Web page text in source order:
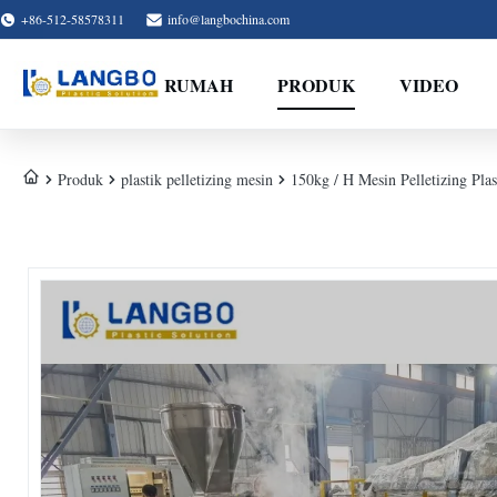
+86-512-58578311 info@langbochina.com
RUMAH PRODUK VIDEO
Produk plastik pelletizing mesin 150kg / H Mesin Pelletizing